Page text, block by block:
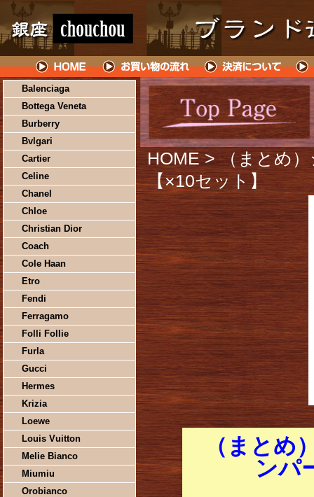
Balenciaga
Bottega Veneta
Burberry
Bvlgari
Cartier
Celine
Chanel
Chloe
Christian Dior
Coach
Cole Haan
Etro
Fendi
Ferragamo
Folli Follie
Furla
Gucci
Hermes
Krizia
Loewe
Louis Vuitton
Melie Bianco
Miumiu
Orobianco
HOME > （まとめ
【×10セット】
（まとめ
ンパ